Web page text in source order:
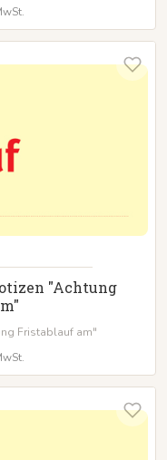
"Achtung
Fristablauf am"